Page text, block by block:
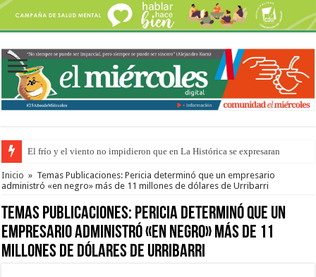
El frío y el viento no impidieron que en La Histórica se expresaran
OSER: Frigerio aseguró que mejoraron el servicio, redujeron el déficit en
Inicio » Temas Publicaciones: Pericia determinó que un empresario
administró «en negro» más de 11 millones de dólares de Urribarri
Temas Publicaciones: Pericia determinó que un
empresario administró «en negro» más de 11
millones de dólares de Urribarri